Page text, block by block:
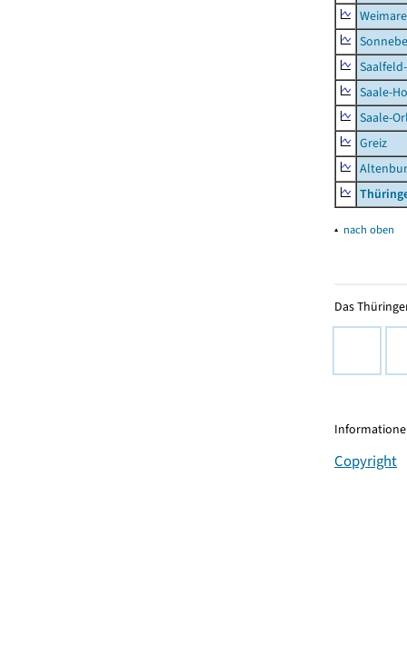
Saale-
Saale-
Greiz
▴ nach oben
Das
Copyright